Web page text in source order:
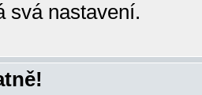
svá nastavení.